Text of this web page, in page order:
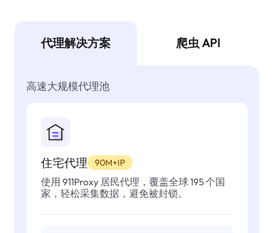
代理解决方案 爬虫 API
高速大规模代理池
住宅代理 90M+IP
使用 911Proxy 居民代理，覆盖全球 195 个国
家，轻松采集数据，避免被封锁。